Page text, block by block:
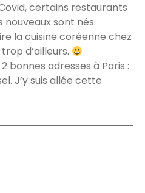
certains restaurants
sont nés.
la cuisine coréenne chez
d’ailleurs.
bonnes adresses à Paris :
J’y suis allée cette